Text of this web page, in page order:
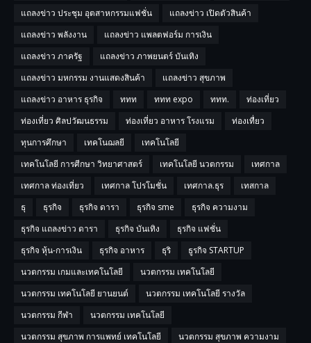
แถลงข่าว ประชุม อุตสาหกรรมแฟชั่น
แถลงข่าว เปิดตัวสินค้า
แถลงข่าว พลังงาน
แถลงข่าว แพลตฟอร์ม การเงิน
แถลงข่าว ภาครัฐ
แถลงข่าว ภาพยนตร์ บันเทิง
แถลงข่าว มหกรรม งานแสดงสินค้า
แถลงข่าว สุขภาพ
แถลงข่าว อาหาร ธุรกิจ
ททท ททท expo ททท.
ท่องเที่ยว
ท่องเที่ยว ศิลปวัฒนธรรม
ท่องเที่ยว อาหาร โรงแรม
ท่องเทื่ยว
ทุนการศึกษา
เทคโนฌลยี
เทคโนโลยี
เทคโนโลยี การศีกษา วิทยาศาสตร์
เทคโนโลยี นวตกรรม
เทศกาล
เทศกาล ท่องเที่ยว
เทศกาล โปรโมชั่น เทศกาล.ธุร
เทสกาล
ธุ
ธุรกิจ ธุรกิจ ดารา ธุรกิจ sme
ธุรกิจ ความงาม
ธุรกิจ แถลงข่าว ดารา
ธุรกิจ บันเทิง
ธุรกิจ แฟชั่น
ธุรกิจ หุ้น-การเงิน
ธุรกิจ อาหาร ธุริ
ธูรกิจ STARTUP
นวตกรรม เกมและเทคโนโลยี
นวตกรรม เทคโนโลยี
นวตกรรม เทคโนโลยี ยานยนต์
นวตกรรม เทคโนโลยี รางวัล
นวตกรรม กีฬา
นวตกรรม เทคโนโลยี
นวตกรรม สุขภาพ การแพทย์ เทคโนโลยี
นวตกรรม สุขภาพ ความงาม